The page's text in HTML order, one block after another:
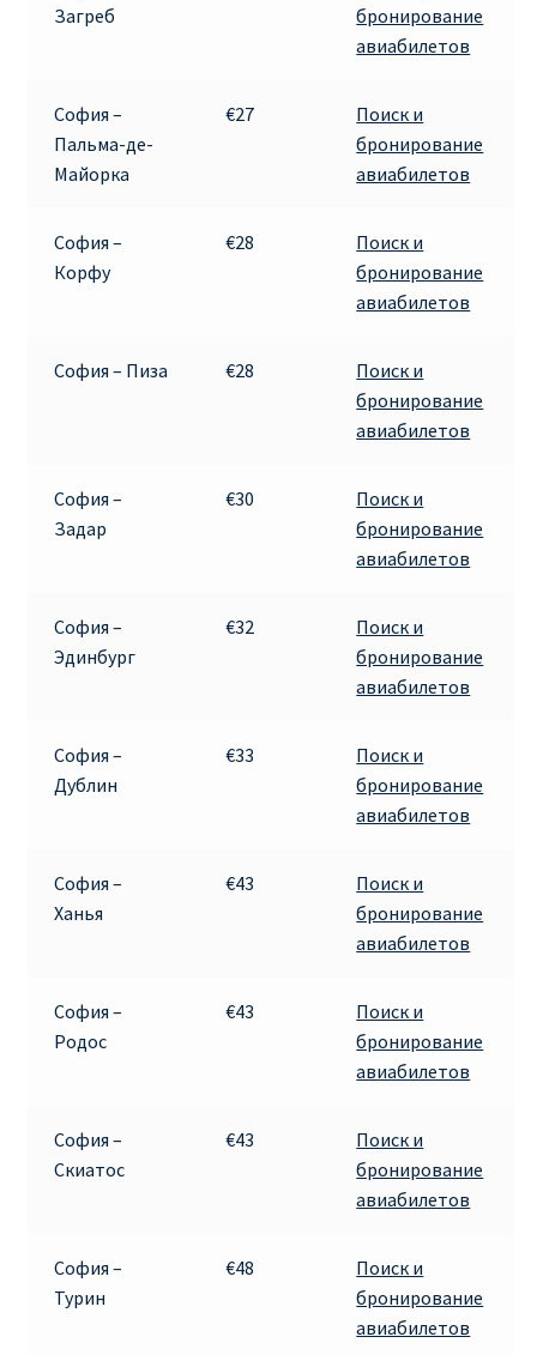
Загреб
бронирование
авиабилетов
София –
Пальма-де-
Майорка
€27
Поиск и
бронирование
авиабилетов
София –
Корфу
€28
Поиск и
бронирование
авиабилетов
София – Пиза €28
Поиск и
бронирование
авиабилетов
София –
Задар
€30
Поиск и
бронирование
авиабилетов
София –
Эдинбург
€32
Поиск и
бронирование
авиабилетов
София –
Дублин
€33
Поиск и
бронирование
авиабилетов
София –
Ханья
€43
Поиск и
бронирование
авиабилетов
София –
Родос
€43
Поиск и
бронирование
авиабилетов
София –
Скиатос
€43
Поиск и
бронирование
авиабилетов
София –
Турин
€48
Поиск и
бронирование
авиабилетов